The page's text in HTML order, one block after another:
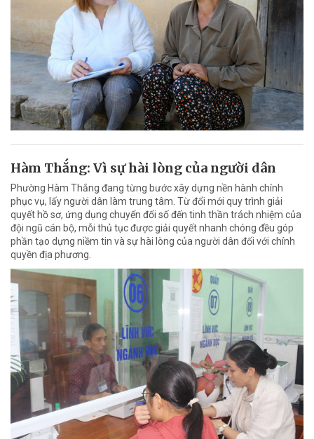
Hàm Thắng: Vì sự hài lòng của người dân
Phường Hàm Thắng đang từng bước xây dựng nền hành chính
phục vụ, lấy người dân làm trung tâm. Từ đổi mới quy trình giải
quyết hồ sơ, ứng dụng chuyển đổi số đến tinh thần trách nhiệm của
đội ngũ cán bộ, mỗi thủ tục được giải quyết nhanh chóng đều góp
phần tạo dựng niềm tin và sự hài lòng của người dân đối với chính
quyền địa phương.